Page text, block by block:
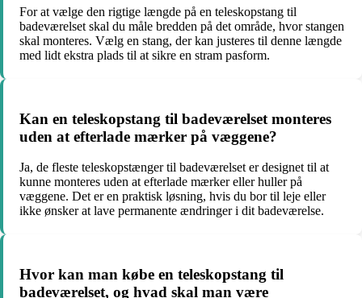
For at vælge den rigtige længde på en teleskopstang til
badeværelset skal du måle bredden på det område, hvor stangen
skal monteres. Vælg en stang, der kan justeres til denne længde
med lidt ekstra plads til at sikre en stram pasform.
Kan en teleskopstang til badeværelset monteres
uden at efterlade mærker på væggene?
Ja, de fleste teleskopstænger til badeværelset er designet til at
kunne monteres uden at efterlade mærker eller huller på
væggene. Det er en praktisk løsning, hvis du bor til leje eller
ikke ønsker at lave permanente ændringer i dit badeværelse.
Hvor kan man købe en teleskopstang til
badeværelset, og hvad skal man være